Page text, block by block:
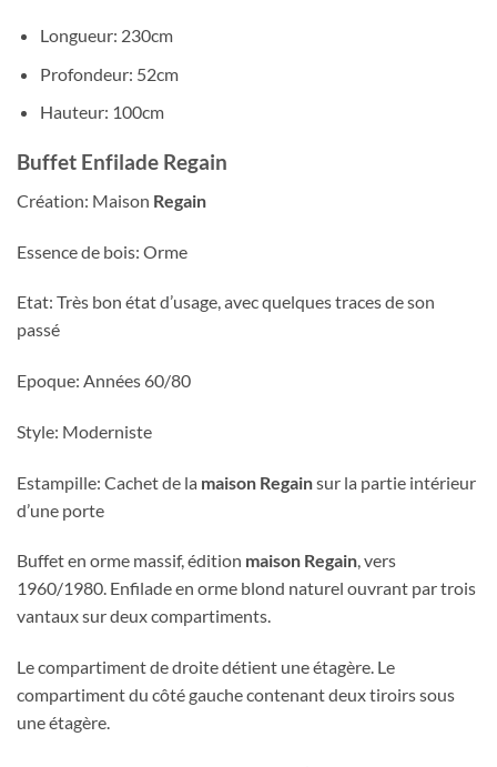
Longueur: 230cm
Profondeur: 52cm
Hauteur: 100cm
Buffet Enfilade Regain
Création: Maison Regain
Essence de bois: Orme
Etat: Très bon état d’usage, avec quelques traces de son
passé
Epoque: Années 60/80
Style: Moderniste
Estampille: Cachet de la maison Regainsur la partie intérieur
d’une porte
Buffet en orme massif, édition maison Regain, vers
1960/1980. Enfilade en orme blond naturel ouvrant par trois
vantaux sur deux compartiments.
Le compartiment de droite détient une étagère. Le
compartiment du côté gauche contenant deux tiroirs sous
une étagère.